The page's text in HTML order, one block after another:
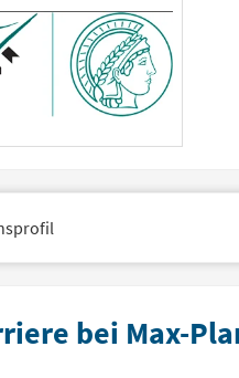
bei Max-